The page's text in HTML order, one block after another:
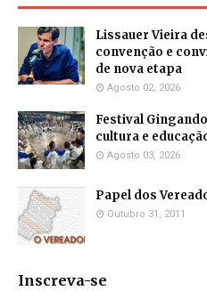
Lissauer Vieira
convenção e
de nova etapa
Agosto 02, 2026
Festival
cultura e
Agosto 03, 2026
Papel dos
Outubro 31, 2011
Inscreva-se